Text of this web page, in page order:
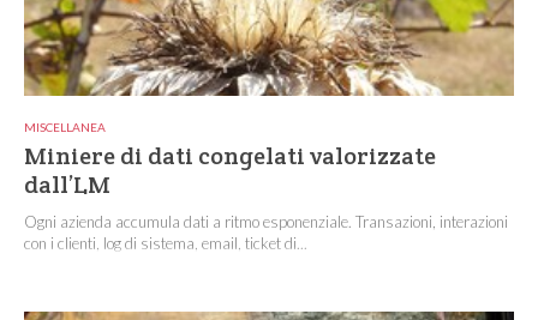
MISCELLANEA
Miniere di dati congelati valorizzate
dall’LM
Ogni azienda accumula dati a ritmo esponenziale. Transazioni, interazioni
con i clienti, log di sistema, email, ticket di...